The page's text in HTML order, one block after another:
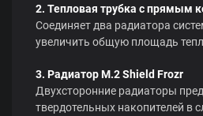
2. Тепловая трубка с прямым
Соединяет два радиатора
увеличить общую площадь
3. Радиатор M.2 Shield Frozr
Двухсторонние радиаторы
твердотельных накопителей в